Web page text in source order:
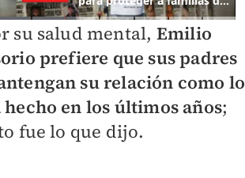
su salud mental, Emilio
prefiere que sus padres
su relación como lo
hecho en los últimos años;
fue lo que dijo.